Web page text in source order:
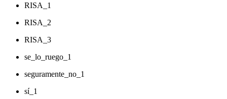
RISA_1
RISA_2
RISA_3
se_lo_ruego_1
seguramente_no_1
sí_1